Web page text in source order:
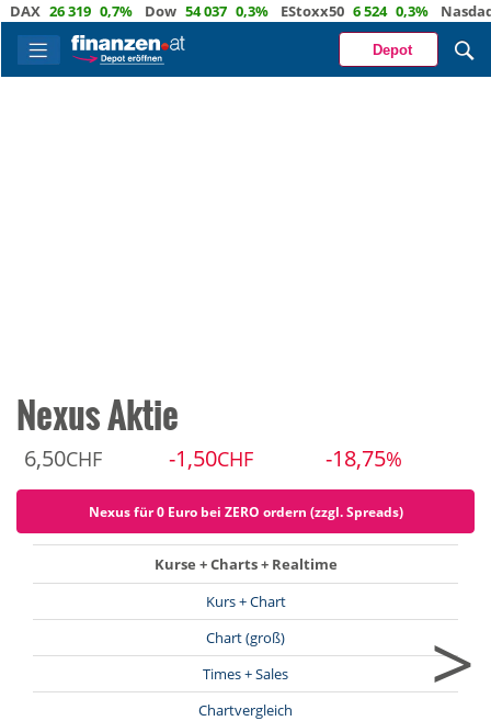
26 319 0,7% Dow 54 037 0,3% EStoxx50 6 524 0,3% Nasdaq 29
Depot
Nexus Aktie
6,50CHF -1,50CHF -18,75%
Nexus für 0 Euro bei ZERO ordern (zzgl. Spreads)
Kurse + Charts + Realtime
Kurs + Chart
Chart (groß)
Times + Sales
Chartvergleich
>